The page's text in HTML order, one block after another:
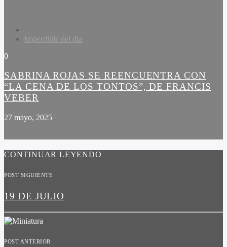
Imperdible del dia
0
SABRINA ROJAS SE REENCUENTRA CON
“LA CENA DE LOS TONTOS”, DE FRANCIS
VEBER
27 mayo, 2025
CONTINUAR LEYENDO
POST SIGUIENTE
19 DE JULIO
POST ANTERIOR